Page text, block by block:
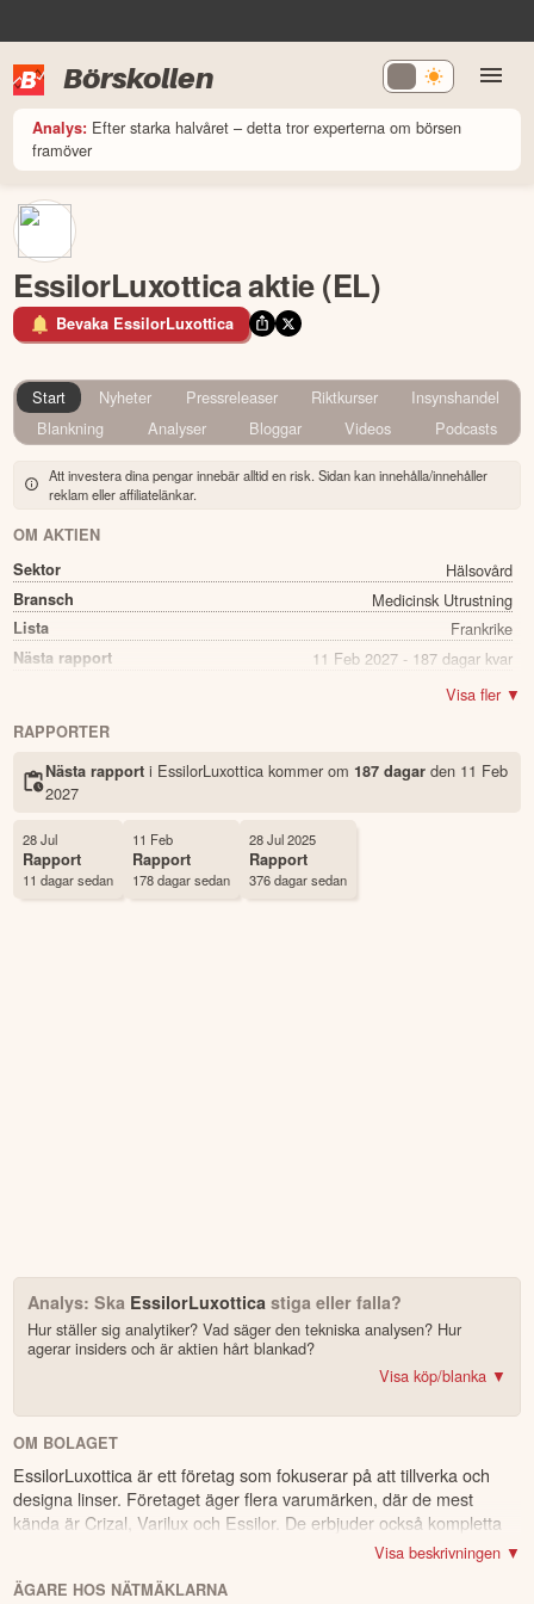
Börskollen
Analys: Efter starka halvåret – detta tror experterna om börsen
framöver
EssilorLuxottica aktie (EL)
Bevaka EssilorLuxottica
Start Nyheter Pressreleaser Riktkurser
Insynshandel
Blankning
Analyser Bloggar Videos Podcasts
Att investera dina pengar innebär alltid en risk. Sidan kan innehålla/innehåller
reklam eller affiliatelänkar.
OM AKTIEN
Sektor
Hälsovård
Bransch Medicinsk Utrustning
Lista Frankrike
Nästa rapport 11 Feb 2027 - 187 dagar kvar
2.34%
Ticker EL
Status
Land
Första handelsdag
Antal ägare Avanza
Visa fler ▼
RAPPORTER
Nästa rapporti EssilorLuxottica kommerom187 dagar den 11 Feb
2027
28 Jul
Rapport
11 dagar sedan
11 Feb
Rapport
178 dagar sedan
28 Jul 2025
Rapport
376 dagar sedan
Analys: Ska EssilorLuxotticastiga eller falla?
Hur ställer sig analytiker? Vad säger den tekniska analysen? Hur
agerar insiders och är aktien hårt blankad?
erbjudandet!
4.2av 5
Trustpilot
10 000+ olika marknader samlade – aktier, ETF:er & krypto
För- & efterhandel på utvalda börser – ligg steget före
Visa köp/blanka ▼
OM BOLAGET
EssilorLuxottica är ett företag som fokuserar på att tillverka och
designa linser. Företaget äger flera varumärken, där de mest
kända är Crizal, Varilux och Essilor. De erbjuder också kompletta
lösningar med bågar och glasögon, både för privatpersoner och för
industriellt bruk. Företaget är verksamt över hela världen, men
främst i Nordamerika och Europa, och deras huvudsakliga
Visa beskrivningen ▼
ÄGARE HOS NÄTMÄKLARNA